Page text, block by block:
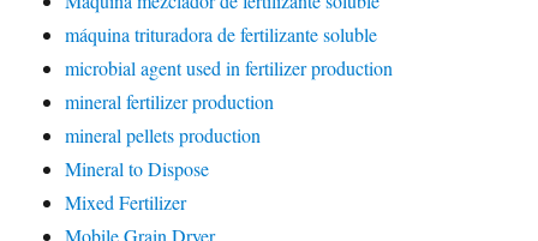
máquina trituradora de fertilizante soluble
microbial agent used in fertilizer production
mineral fertilizer production
mineral pellets production
Mineral to Dispose
Mixed Fertilizer
Mobile Grain Dryer